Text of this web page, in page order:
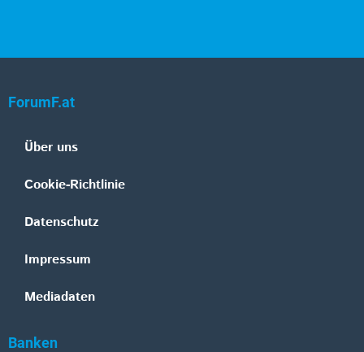
ForumF.at
Über uns
Cookie-Richtlinie
Datenschutz
Impressum
Mediadaten
Banken